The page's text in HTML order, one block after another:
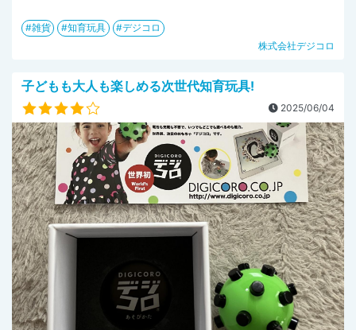
雑貨 知育玩具
デジコロ
株式会社デジコロ
子どもも大人も楽しめる次世代知育玩具!
2025/06/04